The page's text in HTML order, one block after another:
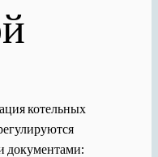
котельных
документами: